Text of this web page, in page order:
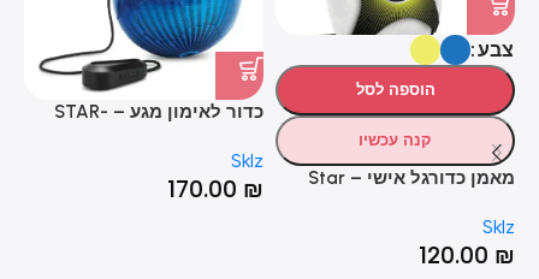
HOT
צבע
הוספה לסל
קנה עכשיו
מאמן כדורגל אישי – Star
Sklz
120.00 ₪
כדור לאימון מגע – STAR-
Sklz
170.00 ₪